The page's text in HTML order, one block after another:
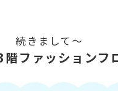
続きまして～
ファッションフ